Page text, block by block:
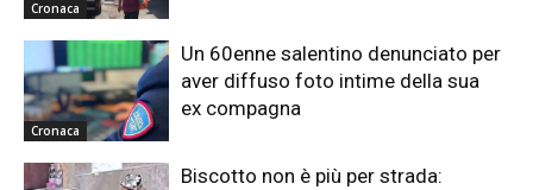
Cronaca
Cronaca
Un 60enne salentino denunciato per
aver diffuso foto intime della sua
ex compagna
Biscotto non è più per strada: